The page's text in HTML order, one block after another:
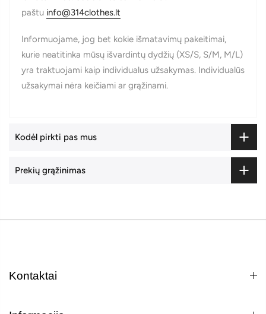
paštu info@314clothes.lt
Informuojame, jog bet kokie išmatavimų pakeitimai,
kurie neatitinka mūsų išvardintų dydžių (XS/S, S/M, M/L)
yra traktuojami kaip individualus užsakymas. Individualūs
užsakymai nėra keičiami ar grąžinami.
Kodėl pirkti pas mus
Prekių grąžinimas
Kontaktai